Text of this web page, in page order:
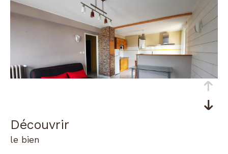
découvrir
le bien